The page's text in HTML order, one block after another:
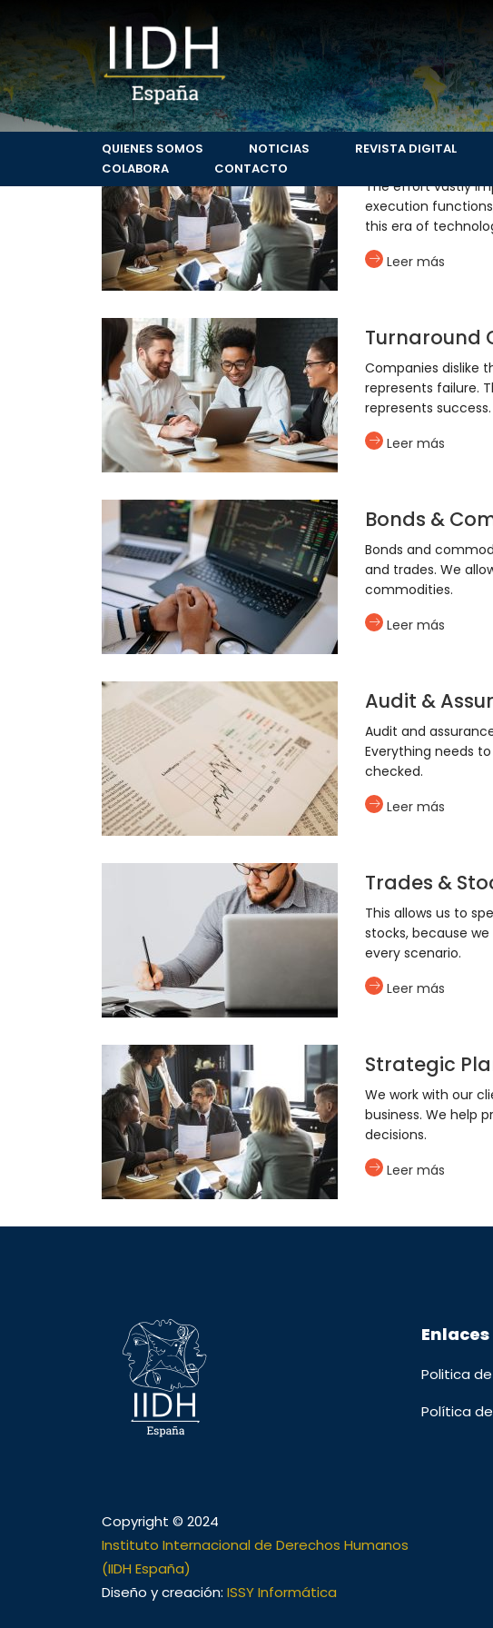
QUIENES SOMOS NOTICIAS REVISTA DIGITAL
COLABORA
CONTACTO
Services List
Business
The effort vastly
execution
this era of
Leer más
Turnaround
Companies dislike
represents failure.
represents success.
Leer más
Bonds &
Bonds and
and trades. We
commodities.
Leer más
Audit &
Audit and
Everything needs
checked.
Leer más
Trades &
This allows us to
stocks, because
every scenario.
Leer más
Strategic
We work with our
business. We help
decisions.
Leer más
Copyright © 2024
Instituto Internacional de Derechos Humanos
(IIDH España)
Diseño y creación: ISSY Informática
Enlaces
Politica
Política